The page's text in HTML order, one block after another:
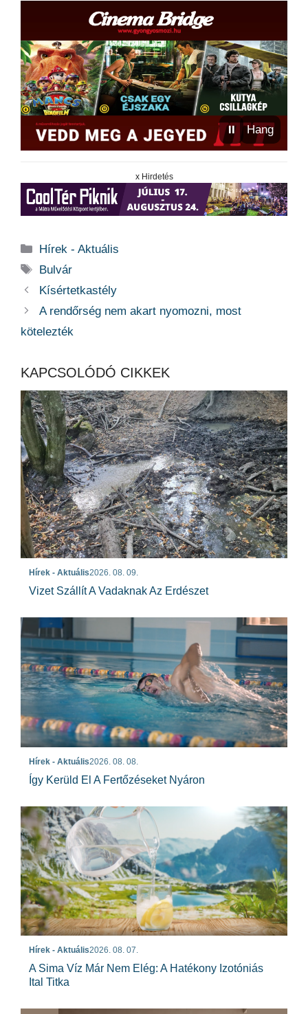
⏸ Hang
x Hirdetés
Kategória
Hírek - Aktuális
Címkék
Bulvár
Kísértetkastély
A rendőrség nem akart nyomozni, most
kötelezték
KAPCSOLÓDÓ CIKKEK
Hírek - Aktuális2026. 08. 09.
Vizet Szállít A Vadaknak Az Erdészet
Hírek - Aktuális2026. 08. 08.
Így Kerüld El A Fertőzéseket Nyáron
Hírek - Aktuális2026. 08. 07.
A Sima Víz Már Nem Elég: A Hatékony Izotóniás
Ital Titka